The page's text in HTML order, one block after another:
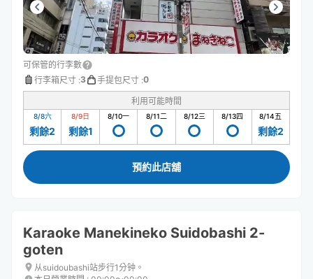
可保管的行李數
行李箱尺寸 :3 手提包尺寸 :0
利用可能時間
8/8六
剩餘2
8/9日
剩餘1
8/10一 8/11二 8/12三 8/13四 8/14五
剩餘2
預約此店舖
Karaoke Manekineko Suidobashi 2-
goten
从suidoubashi站步行1分钟。